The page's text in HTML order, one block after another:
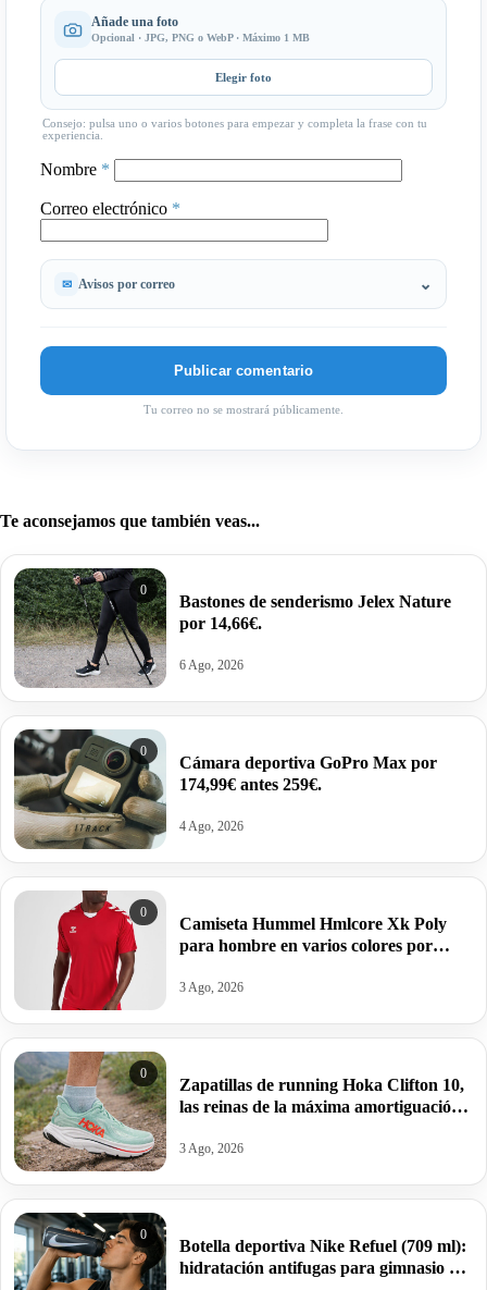
Añade una foto
Opcional · JPG, PNG o WebP · Máximo 1 MB
Elegir foto
Consejo: pulsa uno o varios botones para empezar y completa la frase con tu
experiencia.
Nombre *
Correo electrónico *
Avisos por correo
Tu correo no se mostrará públicamente.
Te aconsejamos que también veas...
0
Bastones de senderismo Jelex Nature
por 14,66€.
6 Ago, 2026
0
Cámara deportiva GoPro Max por
174,99€ antes 259€.
4 Ago, 2026
0
Camiseta Hummel Hmlcore Xk Poly
para hombre en varios colores por
3 Ago, 2026
0
Zapatillas de running Hoka Clifton 10,
las reinas de la máxima amortiguación
3 Ago, 2026
0
Botella deportiva Nike Refuel (709 ml):
hidratación antifugas para gimnasio y